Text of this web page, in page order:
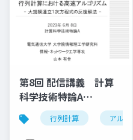
第8回 配信講義 計算
科学技術特論A
（2023）行列計算 アル